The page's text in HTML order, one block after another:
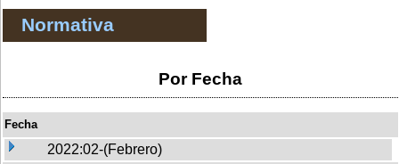
Normativa
Por Fecha
Fecha
2022:02-(Febrero)